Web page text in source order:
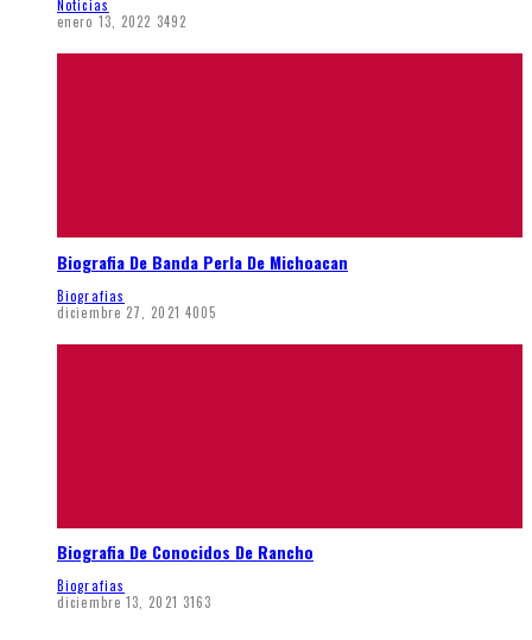
Noticias
enero 13, 2022 3492
Biografia De Banda Perla De Michoacan
Biografias
diciembre 27, 2021 4005
Biografia De Conocidos De Rancho
Biografias
diciembre 13, 2021 3163